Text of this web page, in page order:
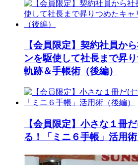
【会員限定】契約社員か
ンを駆使して社長まで昇
軌跡＆手帳術（後編）
【会員限定】小さな１冊
る！「ミニ６手帳」活用術